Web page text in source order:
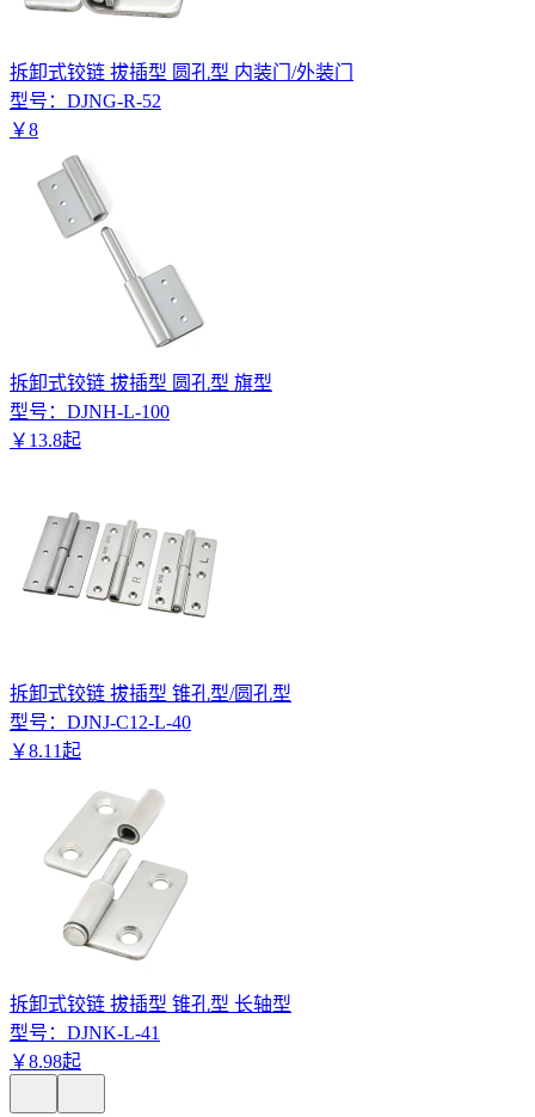
拆卸式铰链 拔插型 圆孔型 内装门/外装门
型号： DJNG-R-52
￥8
拆卸式铰链 拔插型 圆孔型 旗型
型号： DJNH-L-100
￥ 13.8起
拆卸式铰链 拔插型 锥孔型/圆孔型
型号： DJNJ-C12-L-40
￥8.11起
拆卸式铰链 拔插型 锥孔型 长轴型
型号： DJNK-L-41
￥8.98起